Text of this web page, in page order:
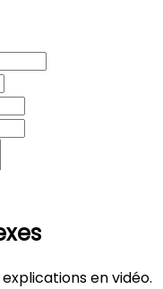
en vidéo.